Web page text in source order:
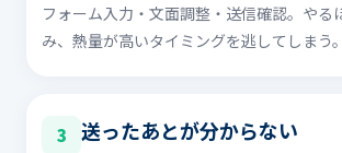
フォーム入力・文面調整・送信確認。やる
み、熱量が高いタイミングを逃してしまう。
3 送ったあとが分からない